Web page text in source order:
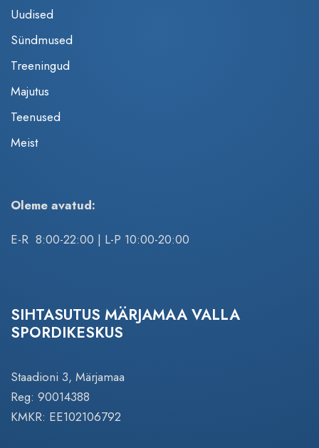
Uudised
Sündmused
Treeningud
Majutus
Teenused
Meist
Oleme avatud:
E-R 8:00-22:00 | L-P 10:00-20:00
SIHTASUTUS MÄRJAMAA VALLA
SPORDIKESKUS
Staadioni 3, Märjamaa
Reg: 90014388
KMKR: EE102106792